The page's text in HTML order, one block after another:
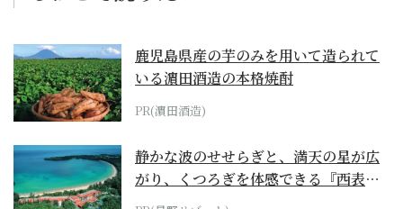
鹿児島県産の芋のみを用いて造られて
いる濵田酒造の本格焼酎
PR(濵田酒造)
静かな波のせせらぎと、満天の星が広
がり、くつろぎを体感できる『西表島
ホテル by...